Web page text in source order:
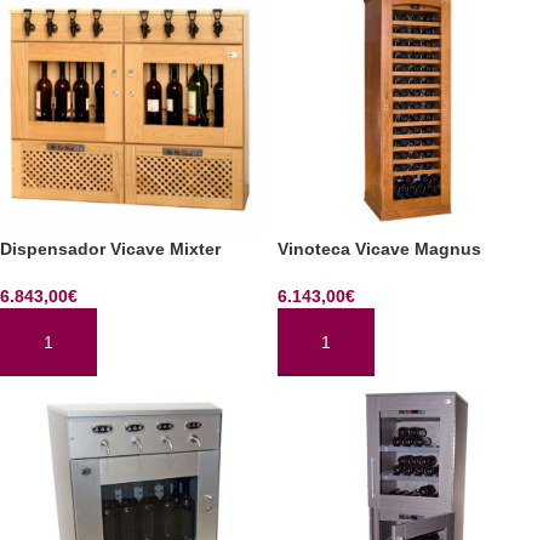
Dispensador Vicave Mixter
6.843,00€
AÑADIR AL CARRITO
Vinoteca Vicave Magnus
6.143,00€
AÑADIR AL CARRITO